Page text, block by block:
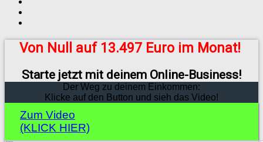
Von Null auf 13.497 Euro im Monat!
Starte jetzt mit deinem Online-Business!
Der Weg zu deinem Einkommen:
Klicke auf den Button und sieh das Video!
Zum Video
(KLICK HIER)